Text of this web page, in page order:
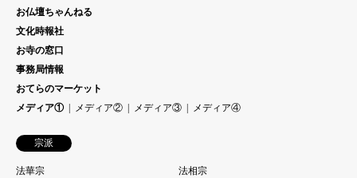
お仏壇ちゃんねる
文化時報社
お寺の窓口
事務局情報
おてらのマーケット
メディア①
メディア② メディア③ メディア④
宗派
法華宗
法相宗